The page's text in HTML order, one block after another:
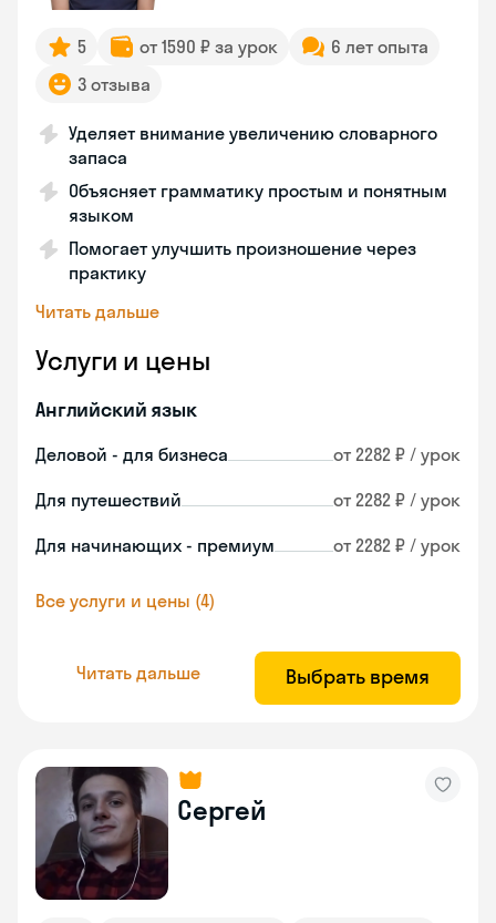
5 от 1590 ₽ за урок
6 лет опыта
3 отзыва
Уделяет внимание увеличению словарного
запаса
Объясняет грамматику простым и понятным
языком
Помогает улучшить произношение через
практику
Читать дальше
Услуги и цены
Английский язык
Деловой - для бизнеса от 2282 ₽ / урок
Для путешествий от 2282 ₽ / урок
Для начинающих - премиум от 2282 ₽ / урок
Все услуги и цены (4)
Читать дальше Выбрать время
Сергей